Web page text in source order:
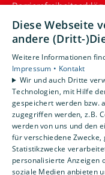
Unsere Bereiche
Gewerbekunden
Karriere
Unternehmen
Kontakt
Diese Webseite
andere (Dritt-
Weitere Informationen
Impressum • Kontakt
Wir und auch Dritte
Technologien, mit Hilfe
gespeichert werden bzw.
zugegriffen werden, z.B.
werden von uns und den
für verschiedene
Statistikzwecke
personalisierte Anzeigen
soziale Medien anbieten